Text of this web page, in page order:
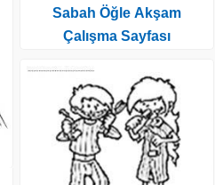
Sabah Öğle Akşam
Çalışma Sayfası